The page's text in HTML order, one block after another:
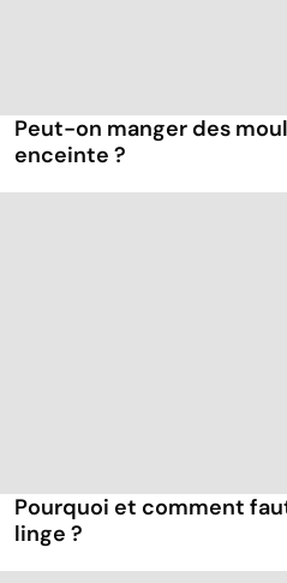
Peut-on manger des
enceinte ?
Pourquoi et comment
linge ?